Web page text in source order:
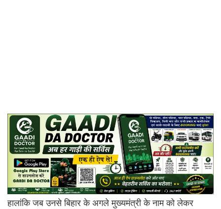
हालांकि जब उनसे बिहार के अगले मुख्यमंत्री के नाम को लेकर